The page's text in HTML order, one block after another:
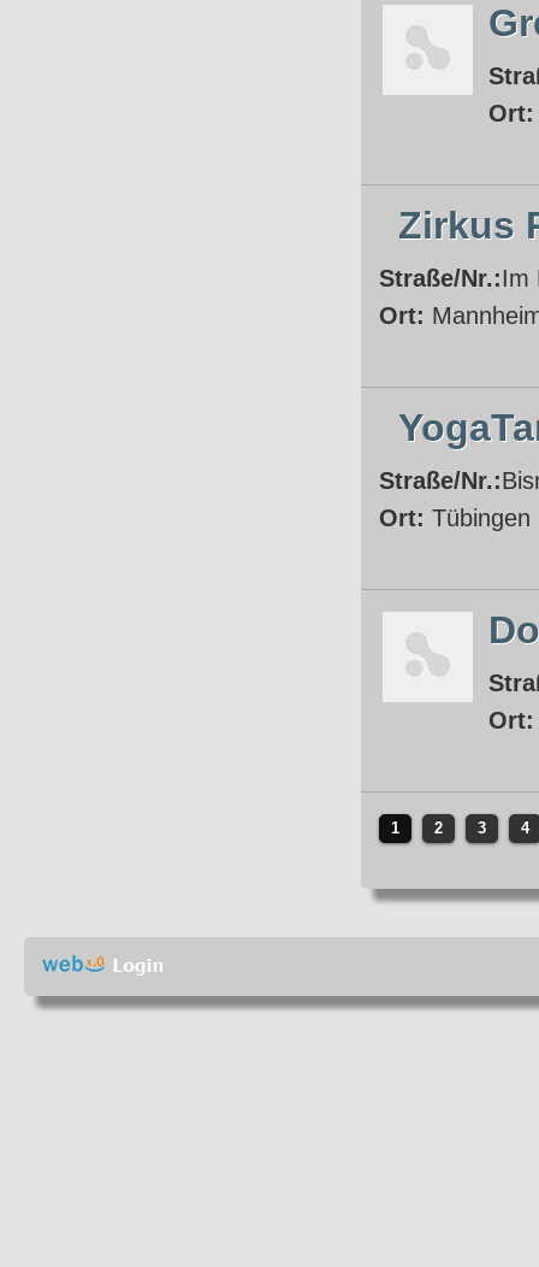
Zirkus
Straße/Nr.:Im
Ort:
Straße/Nr.:
Ort: Tübingen
1 2 3 4